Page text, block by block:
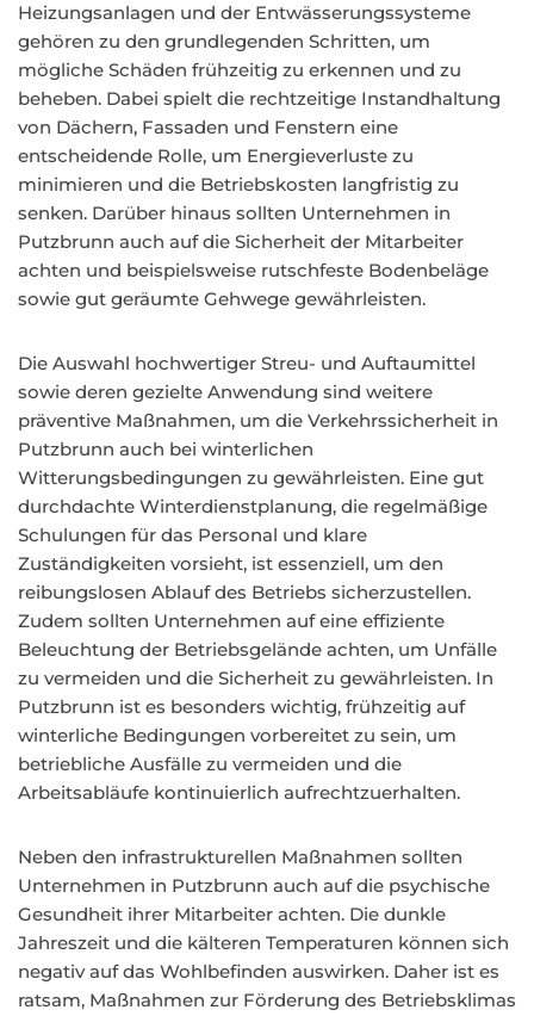
Heizungsanlagen und der Entwässerungssysteme
gehören zu den grundlegenden Schritten, um
mögliche Schäden frühzeitig zu erkennen und zu
beheben. Dabei spielt die rechtzeitige Instandhaltung
von Dächern, Fassaden und Fenstern eine
entscheidende Rolle, um Energieverluste zu
minimieren und die Betriebskosten langfristig zu
senken. Darüber hinaus sollten Unternehmen in
Putzbrunn auch auf die Sicherheit der Mitarbeiter
achten und beispielsweise rutschfeste Bodenbeläge
sowie gut geräumte Gehwege gewährleisten.
Die Auswahl hochwertiger Streu- und Auftaumittel
sowie deren gezielte Anwendung sind weitere
präventive Maßnahmen, um die Verkehrssicherheit in
Putzbrunn auch bei winterlichen
Witterungsbedingungen zu gewährleisten. Eine gut
durchdachte Winterdienstplanung, die regelmäßige
Schulungen für das Personal und klare
Zuständigkeiten vorsieht, ist essenziell, um den
reibungslosen Ablauf des Betriebs sicherzustellen.
Zudem sollten Unternehmen auf eine effiziente
Beleuchtung der Betriebsgelände achten, um Unfälle
zu vermeiden und die Sicherheit zu gewährleisten. In
Putzbrunn ist es besonders wichtig, frühzeitig auf
winterliche Bedingungen vorbereitet zu sein, um
betriebliche Ausfälle zu vermeiden und die
Arbeitsabläufe kontinuierlich aufrechtzuerhalten.
Neben den infrastrukturellen Maßnahmen sollten
Unternehmen in Putzbrunn auch auf die psychische
Gesundheit ihrer Mitarbeiter achten. Die dunkle
Jahreszeit und die kälteren Temperaturen können sich
negativ auf das Wohlbefinden auswirken. Daher ist es
ratsam, Maßnahmen zur Förderung des Betriebsklimas